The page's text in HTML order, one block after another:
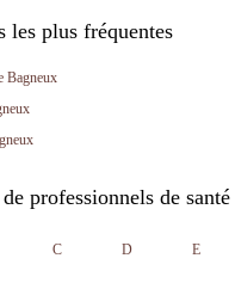
les plus fréquentes
Bagneux
professionnels de
C D E